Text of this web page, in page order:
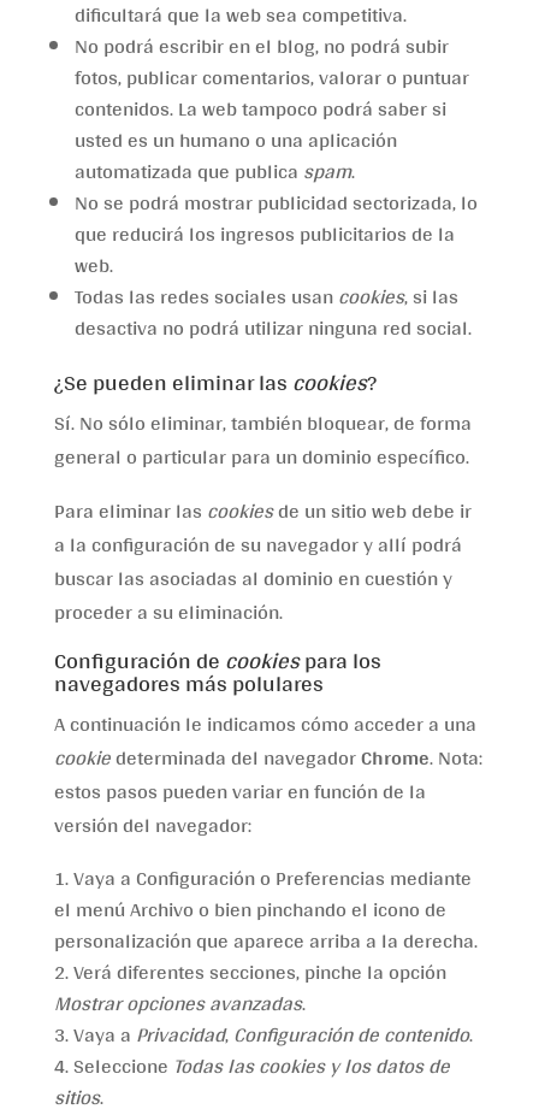
dificultará que la web sea competitiva.
No podrá escribir en el blog, no podrá subir
fotos, publicar comentarios, valorar o puntuar
contenidos. La web tampoco podrá saber si
usted es un humano o una aplicación
automatizada que publicaspam.
No se podrá mostrar publicidad sectorizada, lo
que reducirá los ingresos publicitarios de la
web.
Todas las redes sociales usancookies, si las
desactiva no podrá utilizar ninguna red social.
¿Se pueden eliminar lascookies?
Sí. No sólo eliminar, también bloquear, de forma
general o particular para un dominio específico.
Para eliminar lascookiesde un sitio web debe ir
a la configuración de su navegador y allí podrá
buscar las asociadas al dominio en cuestión y
proceder a su eliminación.
Configuración decookiespara los
navegadores más polulares
A continuación le indicamos cómo acceder a una
cookiedeterminada del navegadorChrome. Nota:
estos pasos pueden variar en función de la
versión del navegador:
Vaya a Configuración o Preferencias mediante
el menú Archivo o bien pinchando el icono de
personalización que aparece arriba a la derecha.
Verá diferentes secciones, pinche la opción
Mostrar opciones avanzadas.
Vaya aPrivacidad,Configuración de contenido.
Seleccione Todas lascookiesy los datos de
sitios.